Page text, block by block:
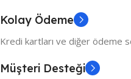
Kolay Ödeme
Kredi kartları ve diğer ödeme
Müşteri Desteği